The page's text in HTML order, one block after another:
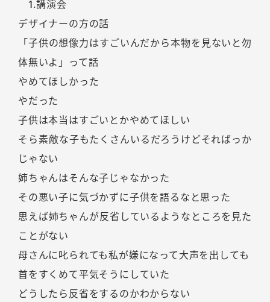
1.講演会
デザイナーの方の話
「子供の想像力はすごいんだから本物を見ないと勿
体無いよ」って話
やめてほしかった
やだった
子供は本当はすごいとかやめてほしい
そら素敵な子もたくさんいるだろうけどそればっか
じゃない
姉ちゃんはそんな子じゃなかった
その悪い子に気づかずに子供を語るなと思った
思えば姉ちゃんが反省しているようなところを見た
ことがない
母さんに叱られても私が嫌になって大声を出しても
首をすくめて平気そうにしていた
どうしたら反省をするのかわからない